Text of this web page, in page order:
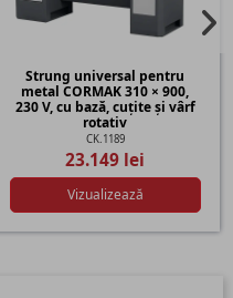
Strung universal pentru
metal CORMAK 310 × 900,
230 V, cu bază, cuțite și vârf
rotativ
CK.1189
23.149 lei
Vizualizează